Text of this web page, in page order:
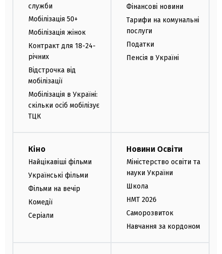
служби
Мобілізація 50+
Мобілізація жінок
Контракт для 18-24-
річних
Відстрочка від
мобілізації
Мобілізація в Україні:
скільки осіб мобілізує
ТЦК
Фінансові новини
Тарифи на комунальні
послуги
Податки
Пенсія в Україні
Кіно
Найцікавіші фільми
Українські фільми
Фільми на вечір
Комедії
Серіали
Новини Освіти
Міністерство освіти та
науки України
Школа
НМТ 2026
Саморозвиток
Навчання за кордоном